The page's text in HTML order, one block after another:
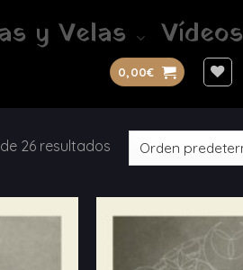
y Velas Vídeos
0,00€
26 resultados